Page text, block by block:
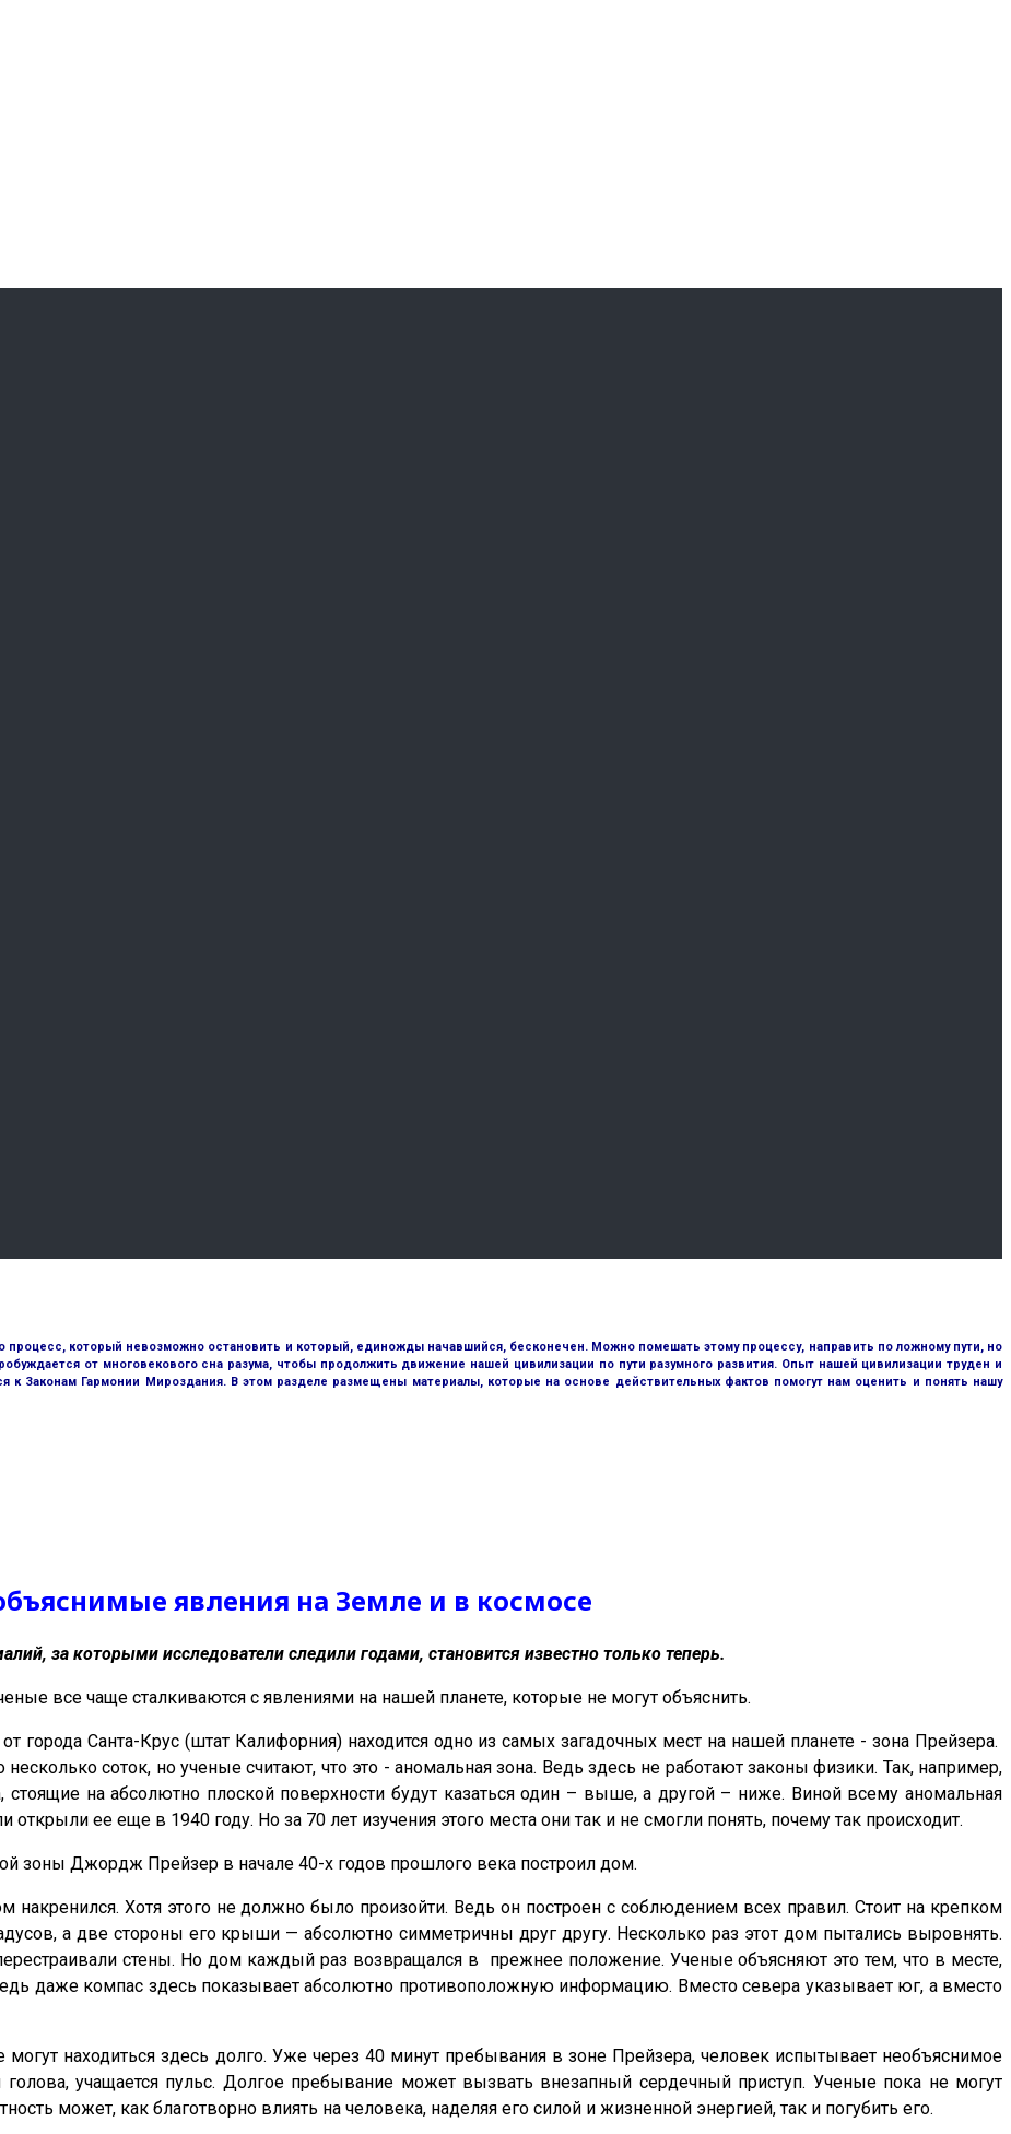
процесс, который невозможно остановить и который, единожды начавшийся, бесконечен. Можно помешать этому процессу, направить по ложному пути, но
от многовекового сна разума, чтобы продолжить движение нашей цивилизации по пути разумного развития. Опыт нашей цивилизации труден и
к Законам Гармонии Мироздания. В этом разделе размещены материалы, которые на основе действительных фактов помогут нам оценить и понять нашу
явления на Земле и в космосе
за которыми исследователи следили годами, становится известно только теперь.
все чаще сталкиваются с явлениями на нашей планете, которые не могут объяснить.
города Санта-Крус (штат Калифорния) находится одно из самых загадочных мест на нашей планете - зона Прейзера.
несколько соток, но ученые считают, что это - аномальная зона. Ведь здесь не работают законы физики. Так, например,
стоящие на абсолютно плоской поверхности будут казаться один – выше, а другой – ниже. Виной всему аномальная
открыли ее еще в 1940 году. Но за 70 лет изучения этого места они так и не смогли понять, почему так происходит.
зоны Джордж Прейзер в начале 40-х годов прошлого века построил дом.
накренился. Хотя этого не должно было произойти. Ведь он построен с соблюдением всех правил. Стоит на крепком
а две стороны его крыши — абсолютно симметричны друг другу. Несколько раз этот дом пытались выровнять.
стены. Но дом каждый раз возвращался в прежнее положение. Ученые объясняют это тем, что в месте,
даже компас здесь показывает абсолютно противоположную информацию. Вместо севера указывает юг, а вместо
находиться здесь долго. Уже через 40 минут пребывания в зоне Прейзера, человек испытывает необъяснимое
голова, учащается пульс. Долгое пребывание может вызвать внезапный сердечный приступ. Ученые пока не могут
может, как благотворно влиять на человека, наделяя его силой и жизненной энергией, так и погубить его.